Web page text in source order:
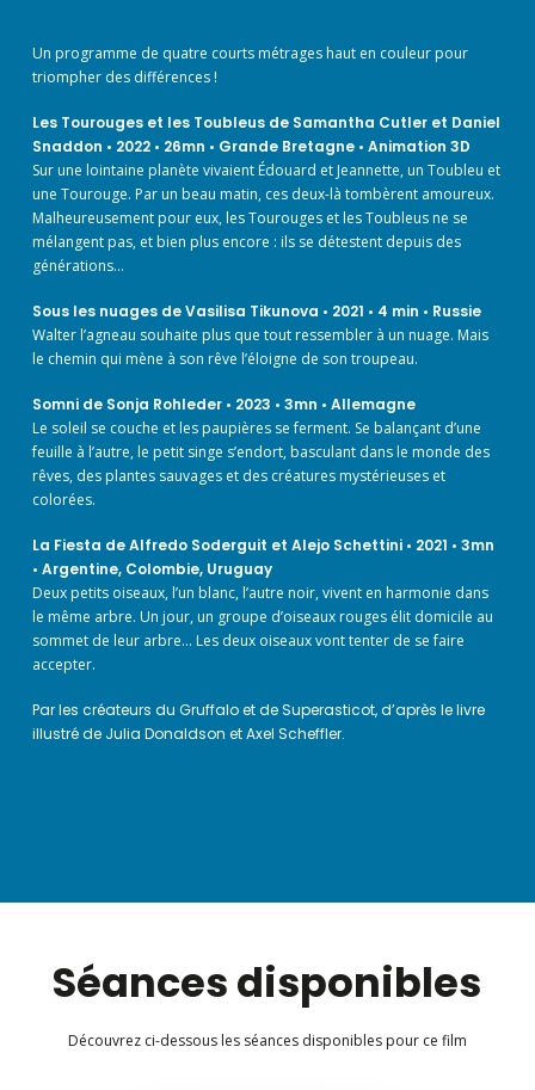
Un programme de quatre courts métrages haut en couleur pour
triompher des différences !
Les Tourouges et les Toubleus de Samantha Cutler et Daniel
Snaddon • 2022 • 26mn • Grande Bretagne • Animation 3D
Sur une lointaine planète vivaient Édouard et Jeannette, un Toubleu et
une Tourouge. Par un beau matin, ces deux-là tombèrent amoureux.
Malheureusement pour eux, les Tourouges et les Toubleus ne se
mélangent pas, et bien plus encore : ils se détestent depuis des
générations…
Sous les nuages de Vasilisa Tikunova • 2021 • 4 min • Russie
Walter l’agneau souhaite plus que tout ressembler à un nuage. Mais
le chemin qui mène à son rêve l’éloigne de son troupeau.
Somni de Sonja Rohleder • 2023 • 3mn • Allemagne
Le soleil se couche et les paupières se ferment. Se balançant d’une
feuille à l’autre, le petit singe s’endort, basculant dans le monde des
rêves, des plantes sauvages et des créatures mystérieuses et
colorées.
La Fiesta de Alfredo Soderguit et Alejo Schettini • 2021 • 3mn
• Argentine, Colombie, Uruguay
Deux petits oiseaux, l’un blanc, l’autre noir, vivent en harmonie dans
le même arbre. Un jour, un groupe d’oiseaux rouges élit domicile au
sommet de leur arbre… Les deux oiseaux vont tenter de se faire
accepter.
Par les créateurs du Gruffalo et de Superasticot, d’après le livre
illustré de Julia Donaldson et Axel Scheffler.
Séances disponibles
Découvrez ci-dessous les séances disponibles pour ce film